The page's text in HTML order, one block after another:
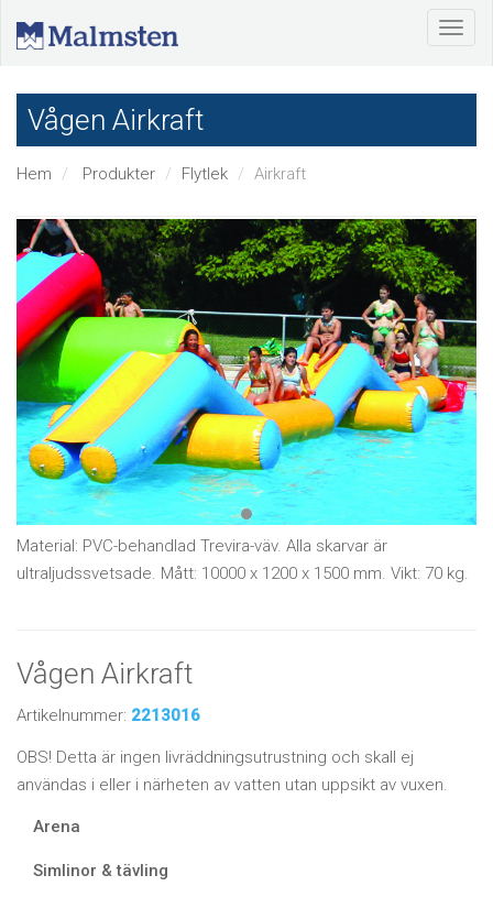
Vågen Airkraft
Hem Produkter Flytlek Airkraft
Material: PVC-behandlad Trevira-väv. Alla skarvar är
ultraljudssvetsade. Mått: 10000 x 1200 x 1500 mm. Vikt: 70 kg.
Vågen Airkraft
Artikelnummer: 2213016
OBS! Detta är ingen livräddningsutrustning och skall ej
användas i eller i närheten av vatten utan uppsikt av vuxen.
Arena
Simlinor & tävling